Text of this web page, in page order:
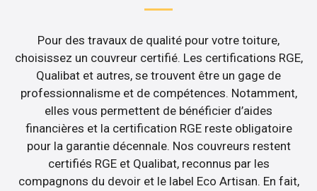
Pour des travaux de qualité pour votre toiture,
choisissez un couvreur certifié. Les certifications RGE,
Qualibat et autres, se trouvent être un gage de
professionnalisme et de compétences. Notamment,
elles vous permettent de bénéficier d’aides
financières et la certification RGE reste obligatoire
pour la garantie décennale. Nos couvreurs restent
certifiés RGE et Qualibat, reconnus par les
compagnons du devoir et le label Eco Artisan. En fait,